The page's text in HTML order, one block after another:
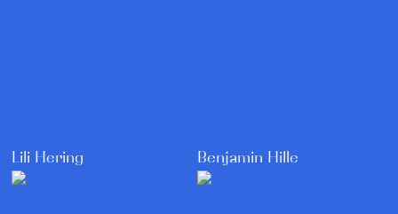
Lili Hering Benjamin Hille